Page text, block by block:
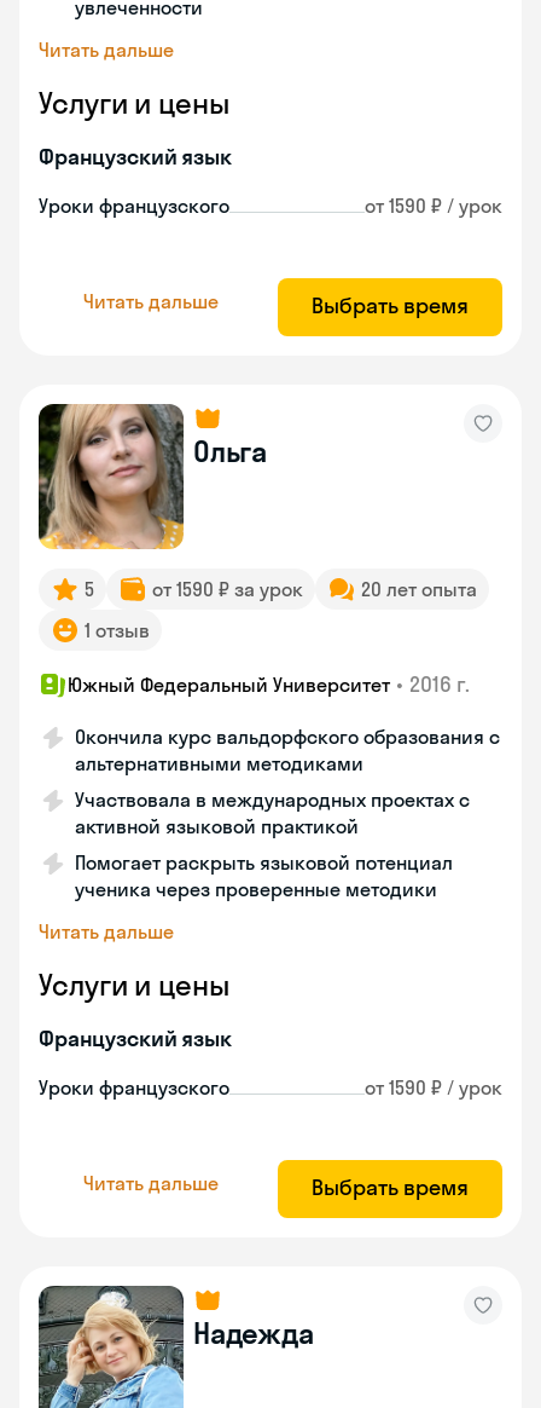
увлеченности
Читать дальше
Услуги и цены
Французский язык
Уроки французского от 1590 ₽ / урок
Читать дальше Выбрать время
Ольга
5 от 1590 ₽ за урок
20 лет опыта
1 отзыв
Южный Федеральный Университет • 2016 г.
Окончила курс вальдорфского образования с
альтернативными методиками
Участвовала в международных проектах с
активной языковой практикой
Помогает раскрыть языковой потенциал
ученика через проверенные методики
Читать дальше
Услуги и цены
Французский язык
Уроки французского от 1590 ₽ / урок
Читать дальше Выбрать время
Надежда